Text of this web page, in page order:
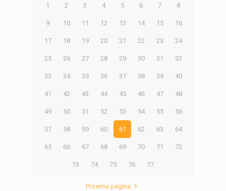
1 2 3 4 5 6 7 8
9 10 11 12 13 14 15 16
17 18 19 20 21 22 23 24
25 26 27 28 29 30 31 32
33 34 35 36 37 38 39 40
41 42 43 44 45 46 47 48
49 50 51 52 53 54 55 56
57 58 59 60 61 62 63 64
65 66 67 68 69 70 71 72
73 74 75 76 77
Próxima página